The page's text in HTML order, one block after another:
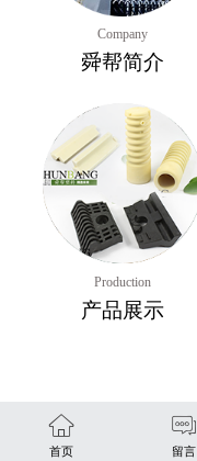
Company
舜帮简介
Production
产品展示
首页 留言